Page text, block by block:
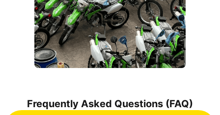
Frequently Asked Questions (FAQ)